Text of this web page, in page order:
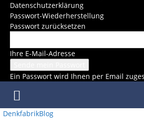
Datenschutzerklärung
Passwort-Wiederherstellung
Passwort zurücksetzen
Ihre E-Mail-Adresse
Ein Passwort wird Ihnen per Email
DenkfabrikBlog